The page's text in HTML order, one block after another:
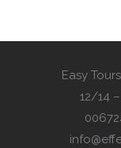
Easy
12/14